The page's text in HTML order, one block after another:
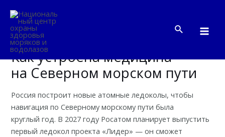
содержимому
Поиск
Как устроена медицина
на Северном морском пути
Россия построит новые атомные ледоколы, чтобы
навигация по Северному морскому пути была
круглый год. В 2027 году Росатом планирует выпустить
первый ледокол проекта «Лидер» — он сможет